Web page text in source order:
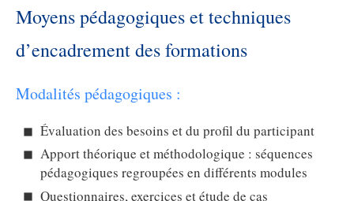
Moyens pédagogiques et techniques
d’encadrement des formations
Modalités pédagogiques :
Évaluation des besoins et du profil du participant
Apport théorique et méthodologique : séquences
pédagogiques regroupées en différents modules
Questionnaires, exercices et étude de cas